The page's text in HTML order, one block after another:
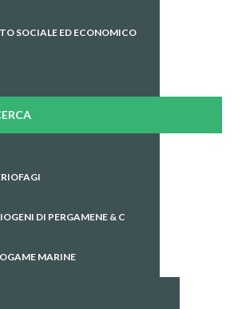
SOCIALE ED ECONOMICO
DI PERGAMENE & C
MARINE